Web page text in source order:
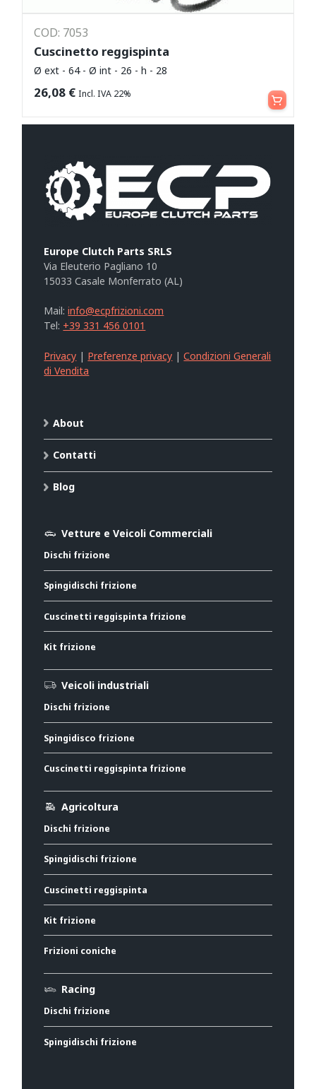
COD: 7053
Cuscinetto reggispinta
Ø ext - 64 - Ø int - 26 - h - 28
26,08 € Incl. IVA 22% Leggi tutto
Europe Clutch Parts SRLS
Via Eleuterio Pagliano 10
15033 Casale Monferrato (AL)
Mail:info@ecpfrizioni.com
Tel: +39 331 456 0101
Privacy | Preferenze privacy |Condizioni Generali
di Vendita
About
Contatti
Blog
Vetture e Veicoli Commerciali
Dischi frizione
Spingidischi frizione
Cuscinetti reggispinta frizione
Kit frizione
Veicoli industriali
Dischi frizione
Spingidisco frizione
Cuscinetti reggispinta frizione
Agricoltura
Dischi frizione
Spingidischi frizione
Cuscinetti reggispinta
Kit frizione
Frizioni coniche
Racing
Dischi frizione
Spingidischi frizione